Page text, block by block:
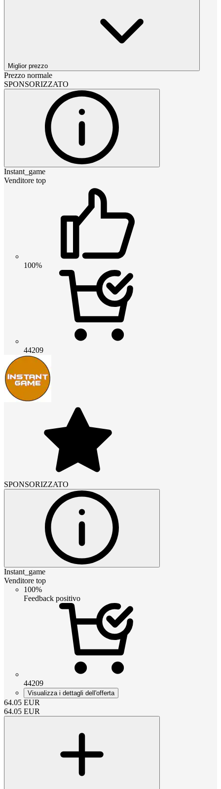
Miglior prezzo
Prezzo normale
SPONSORIZZATO
Instant_game
Venditore top
100%
44209
SPONSORIZZATO
Instant_game
Venditore top
100%
Feedback positivo
44209
Visualizza i dettagli dell'offerta
64.05 EUR
64.05 EUR